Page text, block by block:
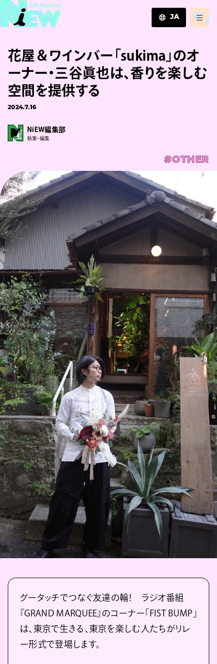
JA
EN
ZH
花屋＆ワインバー「sukima」のオ
ーナー・三谷眞也は、香りを楽しむ
空間を提供する
2024.7.16
NiEW編集部
執筆・編集
#OTHER
グータッチでつなぐ友達の輪！ ラジオ番組
『GRAND MARQUEE』のコーナー「FIST BUMP」
は、東京で生きる、東京を楽しむ人たちがリレ
ー形式で登場します。